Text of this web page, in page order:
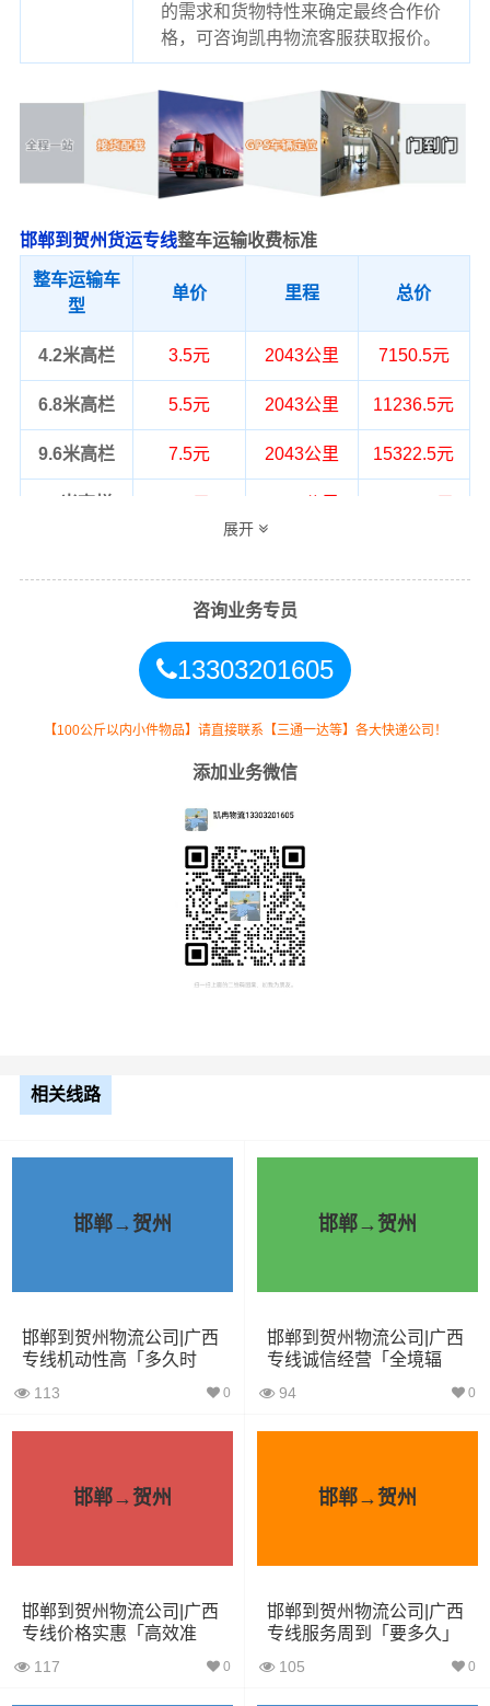
的需求和货物特性来确定最终合作价
格，可咨询凯冉物流客服获取报价。
邯郸到贺州货运专线整车运输收费标准
整车运输车
型
单价 里程 总价
4.2米高栏 3.5元 2043公里 7150.5元
6.8米高栏 5.5元 2043公里 11236.5元
9.6米高栏 7.5元 2043公里 15322.5元
整车运输价格计算方式通常是按单价×公
考，不作为最终成交价格，望知晓！
车型
4.2米货车 4.2×2.4×2.5
5.2米货车 31立方 8吨 5.2×2.4×2.6
6.8米货车 40立方 10吨 6.8×2.4×2.8
7.6米货车 48立方 16吨 7.6×2.4×2.8
9.6米货车 58立方 18吨 9.6×2.4×2.5
13米货车 80立方 13×2.4×2.8
其他货主物流经验分享
已发过邯郸到贺州物流专线的货主告诉大家如果你选择了
展开
咨询业务专员
13303201605
【100公斤以内小件物品】请直接联系【三通一达等】各大快递公司！
添加业务微信
相关线路
邯郸→贺州
邯郸到贺州物流公司|广西
专线机动性高「多久时
113 0
邯郸→贺州
邯郸到贺州物流公司|广西
专线诚信经营「全境辐
94 0
邯郸→贺州
邯郸到贺州物流公司|广西
专线价格实惠「高效准
117 0
邯郸→贺州
邯郸到贺州物流公司|广西
专线服务周到「要多久」
105 0